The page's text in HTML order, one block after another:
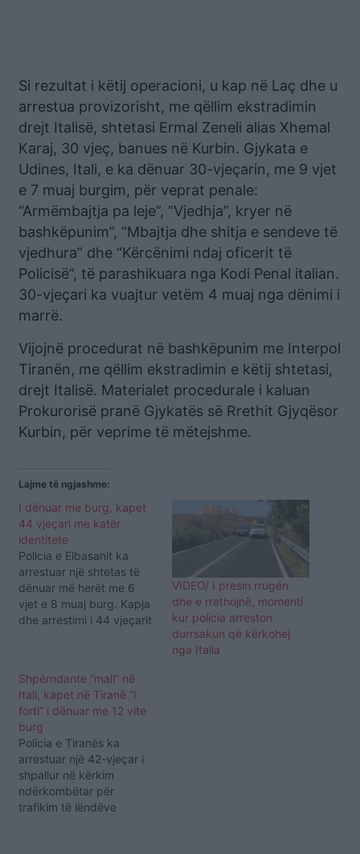
Si rezultat i këtij operacioni, u kap në Laç dhe u
arrestua provizorisht, me qëllim ekstradimin
drejt Italisë, shtetasi Ermal Zeneli alias Xhemal
Karaj, 30 vjeç, banues në Kurbin. Gjykata e
Udines, Itali, e ka dënuar 30-vjeçarin, me 9 vjet
e 7 muaj burgim, për veprat penale:
“Armëmbajtja pa leje”, “Vjedhja”, kryer në
bashkëpunim”, “Mbajtja dhe shitja e sendeve të
vjedhura” dhe “Kërcënimi ndaj oficerit të
Policisë”, të parashikuara nga Kodi Penal italian.
30-vjeçari ka vuajtur vetëm 4 muaj nga dënimi i
marrë.
Vijojnë procedurat në bashkëpunim me Interpol
Tiranën, me qëllim ekstradimin e këtij shtetasi,
drejt Italisë. Materialet procedurale i kaluan
Prokurorisë pranë Gjykatës së Rrethit Gjyqësor
Kurbin, për veprime të mëtejshme.
Lajme të ngjashme:
I dënuar me burg, kapet
44 vjeçari me katër
identitete
Policia e Elbasanit ka
arrestuar një shtetas të
dënuar më herët me 6
vjet e 8 muaj burg. Kapja
dhe arrestimi i 44 vjeçarit
ndryshe si Jorgo
Wojtaszcyk alias Gramoz
Zeneli alias Jorgo Zeneli
alias Jan Zeneli,…
VIDEO/ I presin rrugën
dhe e rrethojnë, momenti
kur policia arreston
durrsakun që kërkohej
nga Italia
Shpërndante ”mall” në
Itali, kapet në Tiranë ”i
forti” i dënuar me 12 vite
burg
Policia e Tiranës ka
arrestuar një 42-vjeçar i
shpallur në kërkim
ndërkombëtar për
trafikim të lëndëve